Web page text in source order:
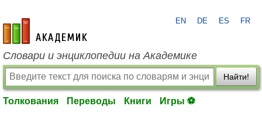
academic.ru
EN DE ES FR
Словари и энциклопедии на Академике
Найти!
Толкования Переводы Книги Игры ⚽